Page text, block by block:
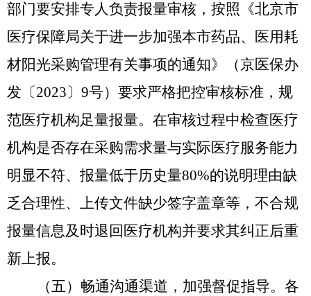
部门要安排专人负责报量审核，按照《北京市
医疗保障局关于进一步加强本市药品、医用耗
材阳光采购管理有关事项的通知》（京医保办
发〔2023〕9号）要求严格把控审核标准，规
范医疗机构足量报量。在审核过程中检查医疗
机构是否存在采购需求量与实际医疗服务能力
明显不符、报量低于历史量80%的说明理由缺
乏合理性、上传文件缺少签字盖章等，不合规
报量信息及时退回医疗机构并要求其纠正后重
新上报。
（五）畅通沟通渠道，加强督促指导。 各